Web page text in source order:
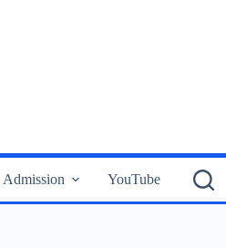
Admission YouTube